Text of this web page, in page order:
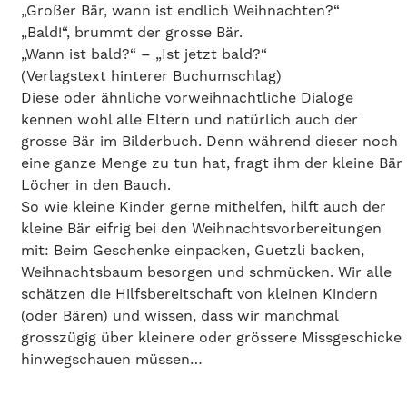
„Großer Bär, wann ist endlich Weihnachten?“
„Bald!“, brummt der grosse Bär.
„Wann ist bald?“ – „Ist jetzt bald?“
(Verlagstext hinterer Buchumschlag)
Diese oder ähnliche vorweihnachtliche Dialoge
kennen wohl alle Eltern und natürlich auch der
grosse Bär im Bilderbuch. Denn während dieser noch
eine ganze Menge zu tun hat, fragt ihm der kleine Bär
Löcher in den Bauch.
So wie kleine Kinder gerne mithelfen, hilft auch der
kleine Bär eifrig bei den Weihnachts­vorbereitungen
mit: Beim Geschenke einpacken, Guetzli backen,
Weihnachtsbaum besorgen und schmücken. Wir alle
schätzen die Hilfsbereitschaft von kleinen Kindern
(oder Bären) und wissen, dass wir manchmal
grosszügig über kleinere oder grössere Missgeschicke
hinwegschauen müssen…